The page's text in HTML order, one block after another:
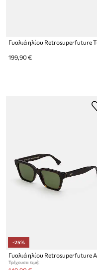
199,90 €
-25%
Τρέχουσα τιμή: